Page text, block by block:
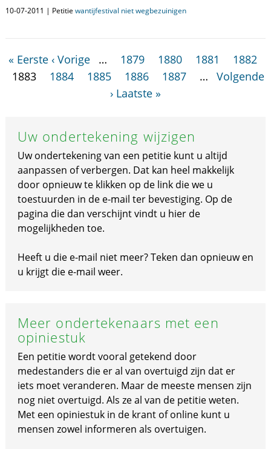
10-07-2011 | Petitie wantijfestival niet wegbezuinigen
« Eerste ‹ Vorige … 1879 1880 1881
1882
1883
1884 1885 1886 1887 …
Volgende
› Laatste »
Uw ondertekening wijzigen
Uw ondertekening van een petitie kunt u altijd
aanpassen of verbergen. Dat kan heel makkelijk
door opnieuw te klikken op de link die we u
toestuurden in de e-mail ter bevestiging. Op de
pagina die dan verschijnt vindt u hier de
mogelijkheden toe.
Heeft u die e-mail niet meer? Teken dan opnieuw en
u krijgt die e-mail weer.
Meer ondertekenaars met een
opiniestuk
Een petitie wordt vooral getekend door
medestanders die er al van overtuigd zijn dat er
iets moet veranderen. Maar de meeste mensen zijn
nog niet overtuigd. Als ze al van de petitie weten.
Met een opiniestuk in de krant of online kunt u
mensen zowel informeren als overtuigen.